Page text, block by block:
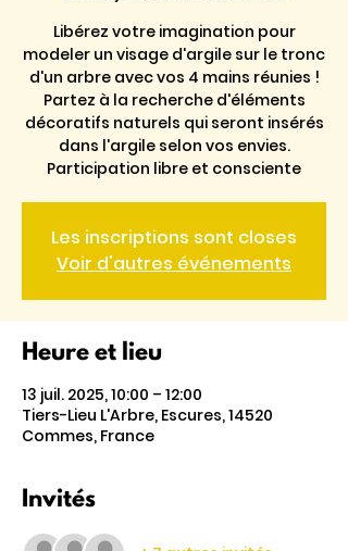
Libérez votre imagination pour
modeler un visage d'argile sur le tronc
d'un arbre avec vos 4 mains réunies !
Partez à la recherche d'éléments
décoratifs naturels qui seront insérés
dans l'argile selon vos envies.
Participation libre et consciente
Les inscriptions sont closes
Voir d'autres événements
Heure et lieu
13 juil. 2025, 10:00 – 12:00
Tiers-Lieu L'Arbre, Escures, 14520
Commes, France
Invités